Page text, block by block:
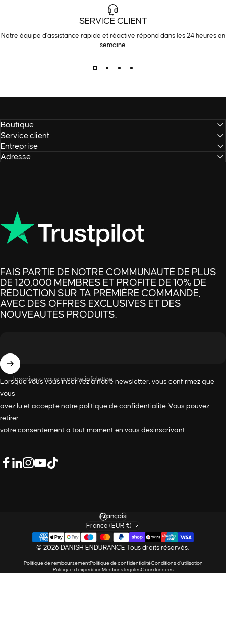
SERVICE CLIENT
Notre équipe d'assistance rapide et réactive répond dans les 24 heures en
semaine.
Boutique
Service client
Entreprise
Adresse
FAIS PARTIE DE NOTRE COMMUNAUTÉ DE PLUS
DE 120,000 MEMBRES ET PROFITE DE 10% DE
RÉDUCTION SUR TA PREMIÈRE COMMANDE,
AVEC DES OFFRES EXCLUSIVES ET DES
NOUVEAUTÉS PRODUITS.
Inscrivez-vous à notre infolettre
Lorsque vous vous inscrivez à notre newsletter, vous confirmez que
vous
avez lu et accepté notre politique de confidentialité. Vous pouvez
retirer
votre consentement à tout moment en vous désinscrivant.
© 2026 DANISH ENDURANCE Tous droits réservés.
Politique de remboursementPolitique de confidentialitéConditions d’utilisation
Politique d’expédition Mentions légalesCoordonnées
Langue
France (EUR €)